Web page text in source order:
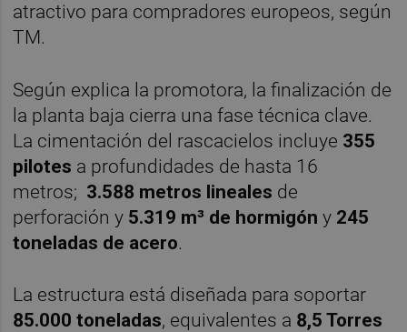
atractivo para compradores europeos, según
TM.
Según explica la promotora, la finalización de
la planta baja cierra una fase técnica clave.
La cimentación del rascacielos incluye 355
pilotes a profundidades de hasta 16
metros; 3.588 metros lineales de
perforación y 5.319 m³ de hormigón y 245
toneladas de acero.
La estructura está diseñada para soportar
85.000 toneladas, equivalentes a 8,5 Torres